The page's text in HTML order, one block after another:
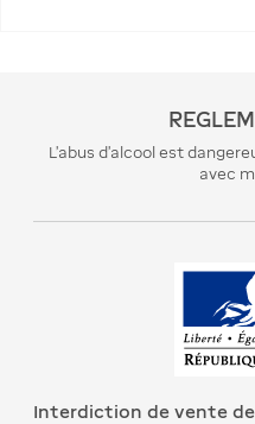
L’abus d’alcool est
avec
Interdiction de vente